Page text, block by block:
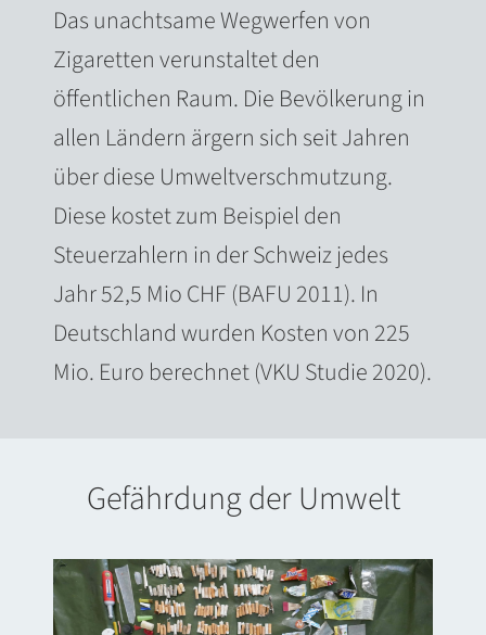
Das unachtsame Wegwerfen von
Zigaretten verunstaltet den
öffentlichen Raum. Die Bevölkerung in
allen Ländern ärgern sich seit Jahren
über diese Umweltverschmutzung.
Diese kostet zum Beispiel den
Steuerzahlern in der Schweiz jedes
Jahr 52,5 Mio CHF (BAFU 2011). In
Deutschland wurden Kosten von 225
Mio. Euro berechnet (VKU Studie 2020).
Gefährdung der Umwelt